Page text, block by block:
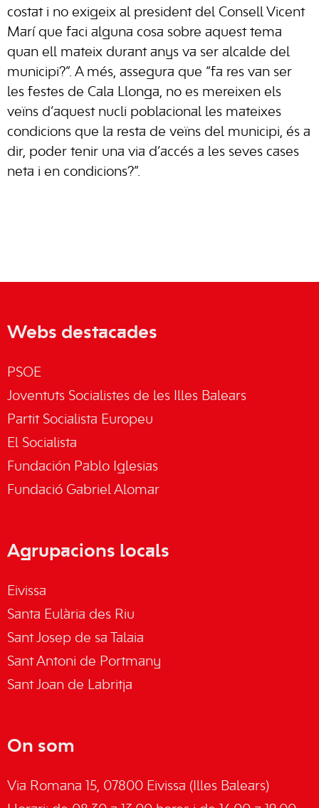
costat i no exigeix al president del Consell Vicent
Marí que faci alguna cosa sobre aquest tema
quan ell mateix durant anys va ser alcalde del
municipi?”. A més, assegura que “fa res van ser
les festes de Cala Llonga, no es mereixen els
veïns d’aquest nucli poblacional les mateixes
condicions que la resta de veïns del municipi, és a
dir, poder tenir una via d’accés a les seves cases
neta i en condicions?”.
Webs destacades
PSOE
Joventuts Socialistes de les Illes Balears
Partit Socialista Europeu
El Socialista
Fundación Pablo Iglesias
Fundació Gabriel Alomar
Agrupacions locals
Eivissa
Santa Eulària des Riu
Sant Josep de sa Talaia
Sant Antoni de Portmany
Sant Joan de Labritja
On som
Via Romana 15, 07800 Eivissa (Illes Balears)